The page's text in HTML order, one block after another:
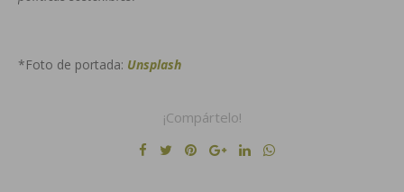
*Foto de portada: Unsplash
¡Compártelo!